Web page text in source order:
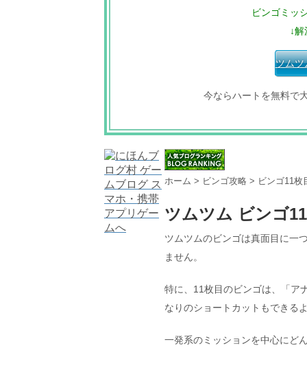
ビンゴミッ
↓
ツムツ
今ならハートを無料で
ホーム > ビンゴ攻略 > ビンゴ11枚
ツムツム ビンゴ
ツムツムのビンゴは真面目に一
ません。
特に、11枚目のビンゴは、「ア
なりのショートカットもできる
一発系のミッションを中心にど